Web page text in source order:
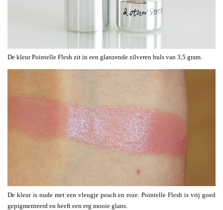
De kleur Pointelle Flesh zit in een glanzende zilveren huls van 3,5 gram.
De kleur is nude met een vleugje peach en roze. Pointelle Flesh is vrij goed
gepigmenteerd en heeft een erg mooie glans.